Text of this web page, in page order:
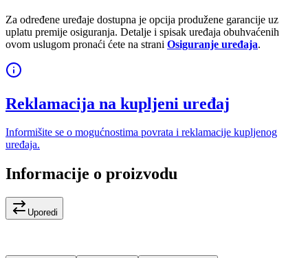
Za određene uređaje dostupna je opcija produžene garancije uz
uplatu premije osiguranja. Detalje i spisak uređaja obuhvaćenih
ovom uslugom pronaći ćete na strani Osiguranje uređaja.
Reklamacija na kupljeni uređaj
Informišite se o mogućnostima povrata i reklamacije kupljenog
uređaja.
Informacije o proizvodu
Uporedi